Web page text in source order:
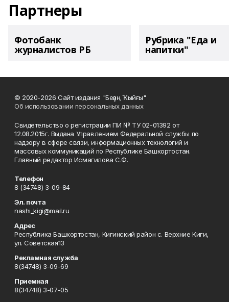
Партнеры
Фотобанк
журналистов РБ
Рубрика "Еда и
напитки"
© 2020-2026 Сайт издания "Беҙҙең Ҡыйғы"
Об использовании персональных данных
Свидетельство о регистрации ПИ № ТУ 02-01392 от
12.08.2015г. Выдана Управлением Федеральной службы по
надзору в сфере связи, информационных технологий и
массовых коммуникаций по Республике Башкортостан.
Главный редактор Исмагилова С.Ф.
Телефон
8 (34748) 3-09-84
Эл. почта
nashi_kigi@mail.ru
Адрес
Республика Башкортостан, Кигинский район с. Верхние Киги,
ул. Советская13
Рекламная служба
8(34748) 3-09-69
Приемная
8(34748) 3-07-05